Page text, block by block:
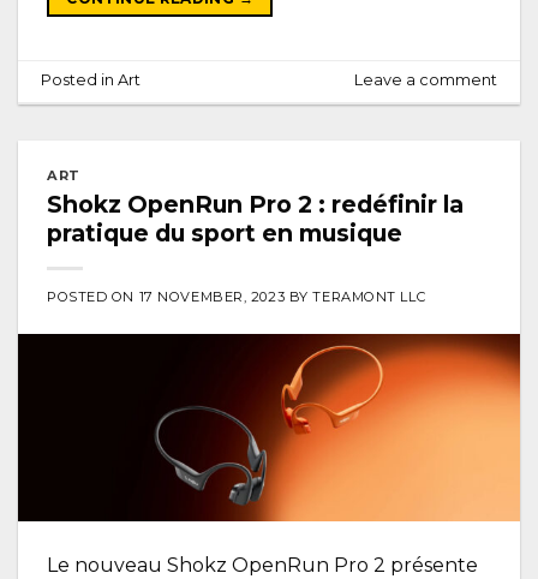
Posted inArt Leave a comment
ART
Shokz OpenRun Pro 2 : redéfinir la
pratique du sport en musique
POSTED ON 17 NOVEMBER, 2023 BYTERAMONT LLC
Le nouveau Shokz OpenRun Pro 2 présente